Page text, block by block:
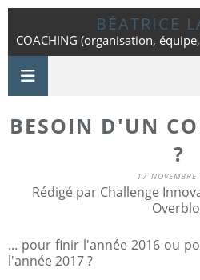
BÉATRICE
BESOIN D'UN
?
17
Rédigé par Challenge
... pour finir l'année 2016 ou
l'année 2017 ?